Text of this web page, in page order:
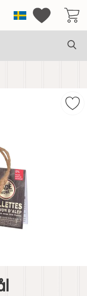
SverigeMina